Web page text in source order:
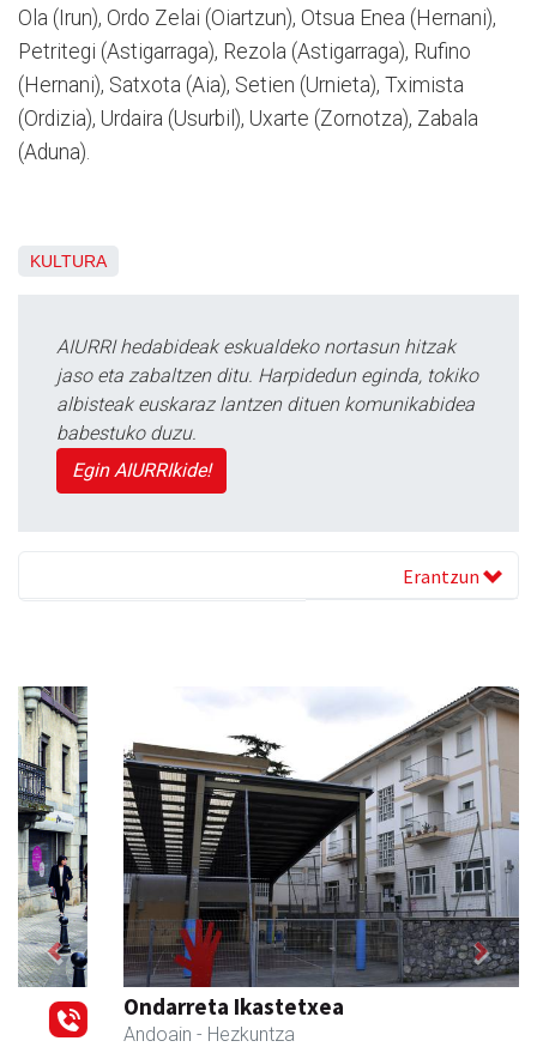
Ola (Irun), Ordo Zelai (Oiartzun), Otsua Enea (Hernani),
Petritegi (Astigarraga), Rezola (Astigarraga), Rufino
(Hernani), Satxota (Aia), Setien (Urnieta), Tximista
(Ordizia), Urdaira (Usurbil), Uxarte (Zornotza), Zabala
(Aduna).
KULTURA
AIURRI hedabideak eskualdeko nortasun hitzak
jaso eta zabaltzen ditu. Harpidedun eginda, tokiko
albisteak euskaraz lantzen dituen komunikabidea
babestuko duzu.
Egin AIURRIkide!
Erantzun
Ondarreta Ikastetxea
Andoain - Hezkuntza
Previous Next